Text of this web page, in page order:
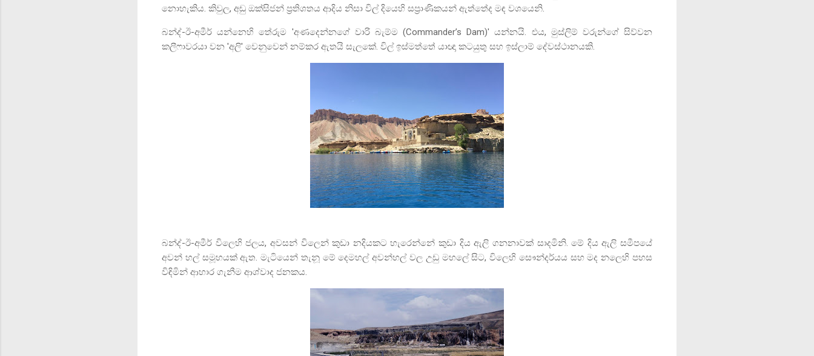
නොහැකිය. කිවුල, අඩු ඔක්සිජන් ප්‍රතිශතය ආදිය නිසා විල් දියෙහි සප්‍රාණිකයන් ඇත්තේද මඳ වශයෙනි.
බන්ද්-ඊ-අමීර් යන්නෙහි තේරුම 'අණදෙන්නගේ වාරි බැම්ම (Commander’s Dam)'යන්නයි. එය, මුස්ලිම් වරුන්ගේ සිව්වන
කලීෆාවරයා වන 'අලි' වෙනුවෙන් නම්කර ඇතයි සැලකේ. විල් ඉස්මත්තේ යාඥා කටයුතු සහ ඉස්ලාම් දේවස්ථානයකි.
බන්ද්-ඊ-අමීර් විලෙහි ජලය, අවසන් විලෙන් කුඩා නදියකට හැරෙන්නේ කුඩා දිය ඇලි ගනනාවක් සාදමිනි. මේ දිය ඇලි සමීපයේ
අවන් හල් සමූහයක් ඇත. මැටියෙන් තැනූ මේ දෙමහල් අවන්හල් වල උඩු මහලේ සිට,විලෙහි සෞන්දර්යය සහ මද නලෙහි පහස
විඳිමින් ආහාර ගැනීම ආශ්වාද ජනකය.